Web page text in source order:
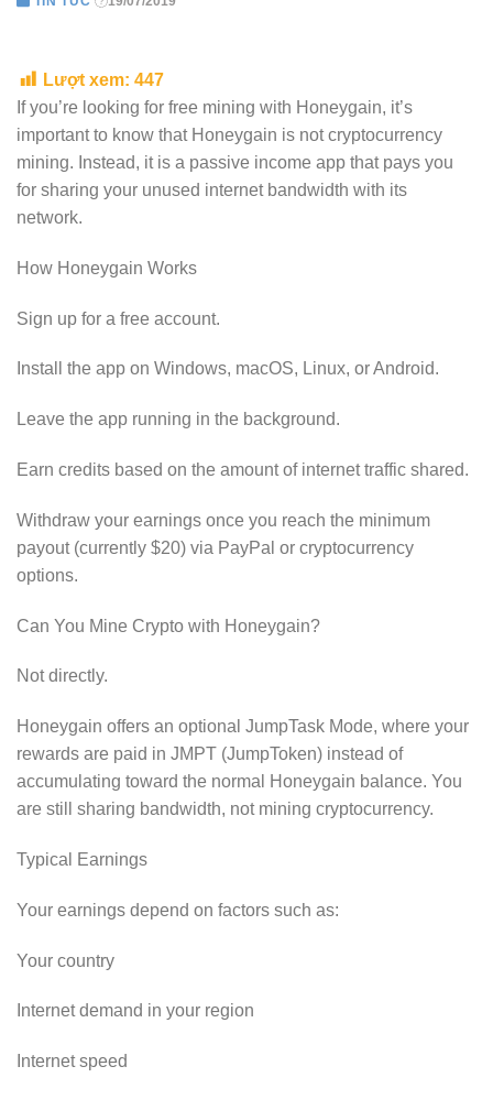
Lượt xem: 447
If you’re looking for free mining with Honeygain, it’s
important to know that Honeygain is not cryptocurrency
mining. Instead, it is a passive income app that pays you
for sharing your unused internet bandwidth with its
network.
How Honeygain Works
Sign up for a free account.
Install the app on Windows, macOS, Linux, or Android.
Leave the app running in the background.
Earn credits based on the amount of internet traffic shared.
Withdraw your earnings once you reach the minimum
payout (currently $20) via PayPal or cryptocurrency
options.
Can You Mine Crypto with Honeygain?
Not directly.
Honeygain offers an optional JumpTask Mode, where your
rewards are paid in JMPT (JumpToken) instead of
accumulating toward the normal Honeygain balance. You
are still sharing bandwidth, not mining cryptocurrency.
Typical Earnings
Your earnings depend on factors such as:
Your country
Internet demand in your region
Internet speed